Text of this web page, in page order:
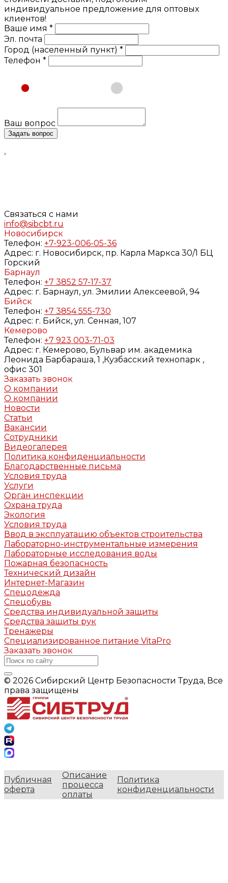
индивидуальное предложение для оптовых
клиентов!
Ваше имя *
Эл. почта
Город (населенный пункт) *
Телефон *
Юридическое лицо
Ваш вопрос
Задать вопрос
Связаться с нами
info@sibcbt.ru
Новосибирск
Телефон: +7-923-006-05-36
Адрес: г. Новосибирск, пр. Карла Маркса 30/1 БЦ
Горский
Барнаул
Телефон: +7 3852 57-17-37
Адрес: г. Барнаул, ул. Эмилии Алексеевой, 94
Бийск
Телефон: +7 3854 555-730
Адрес: г. Бийск, ул. Сенная, 107
Кемерово
Телефон: +7 923 003-71-03
Адрес: г. Кемерово, Бульвар им. академика
Леонида Барбараша, 1 ,Кузбасский технопарк ,
офис 301
Заказать звонок
О компании
О компании
Новости
Статьи
Вакансии
Сотрудники
Видеогалерея
Политика конфиденциальности
Благодарственные письма
Условия труда
Услуги
Орган инспекции
Охрана труда
Экология
Условия труда
Ввод в эксплуатацию объектов строительства
Лабораторно-инструментальные измерения
Лабораторные исследования воды
Пожарная безопасность
Технический дизайн
Интернет-Магазин
Спецодежда
Спецобувь
Средства индивидуальной защиты
Средства защиты рук
Тренажеры
Специализированное питание VitaPro
Заказать звонок
© 2026 Сибирский Центр Безопасности Труда, Все
права защищены
Публичная
оферта
Описание
процесса
оплаты
Политика
конфиденциальности